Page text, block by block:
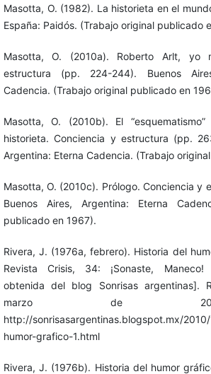
Masotta, O. (1982). La historieta en el
España: Paidós. (Trabajo original publicado
Masotta, O. (2010a). Roberto Arlt, yo
estructura (pp. 224-244). Buenos
Cadencia. (Trabajo original publicado en
Masotta, O. (2010b). El
historieta. Conciencia y estructura (pp.
Argentina: Eterna Cadencia. (Trabajo
Masotta, O. (2010c). Prólogo. Conciencia y
Buenos Aires, Argentina: Eterna
publicado en 1967).
Rivera, J. (1976a, febrero). Historia del
Revista Crisis, 34: ¡Sonaste, Maneco!
obtenida del blog Sonrisas argentinas].
marzo de
http://sonrisasargentinas.blogspot.mx/
humor-grafico-1.html
Rivera, J. (1976b). Historia del humor